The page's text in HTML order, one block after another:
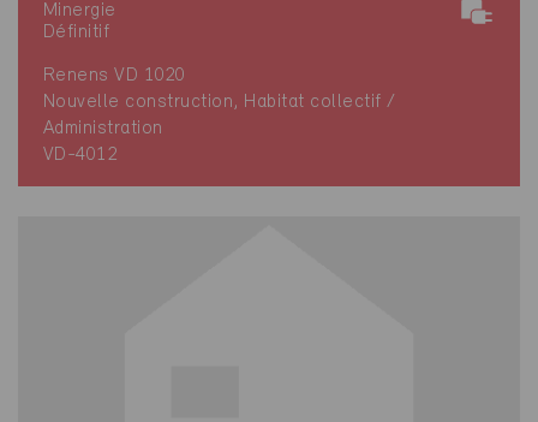
Minergie
Définitif
Renens VD 1020
Nouvelle construction, Habitat collectif /
Administration
VD-4012